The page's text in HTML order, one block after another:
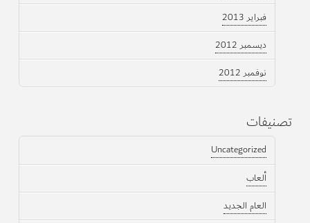
فبراير 2013
ديسمبر 2012
نوفمبر 2012
تصنيفات
Uncategorized
ألعاب
العام الجديد